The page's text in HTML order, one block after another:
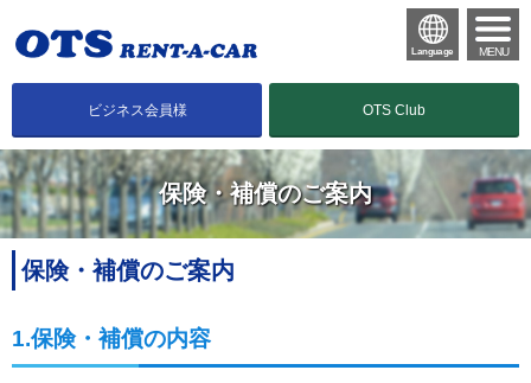
OTS Club
ビジネス会員様
Language MENU
保険・補償のご案内
保険・補償のご案内
1.保険・補償の内容